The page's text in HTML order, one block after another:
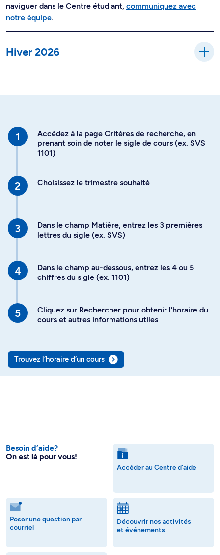
naviguer dans le Centre étudiant, communiquez avec
notre équipe.
Hiver 2026
Accédez à la page Critères de recherche, en
prenant soin de noter le sigle de cours (ex. SVS
1101)
Choisissez le trimestre souhaité
Dans le champ Matière, entrez les 3 premières
lettres du sigle (ex. SVS)
Dans le champ au-dessous, entrez les 4 ou 5
chiffres du sigle (ex. 1101)
Cliquez sur Rechercher pour obtenir l’horaire du
cours et autres informations utiles
Trouvez l’horaire d’un cours
Besoin d’aide?
On est là pour vous!
Accéder au Centre d'aide
Poser une question par
courriel
Découvrir nos activités
et événements